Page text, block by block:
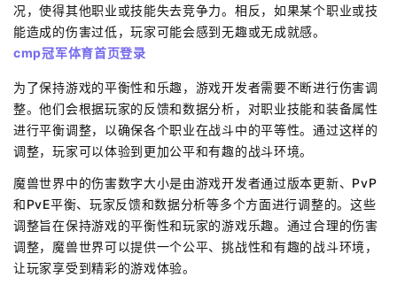
况，使得其他职业或技能失去竞争力。相反，如果某个职业或技
能造成的伤害过低，玩家可能会感到无趣或无成就感。
cmp冠军体育首页登录
为了保持游戏的平衡性和乐趣，游戏开发者需要不断进行伤害调
整。他们会根据玩家的反馈和数据分析，对职业技能和装备属性
进行平衡调整，以确保各个职业在战斗中的平等性。通过这样的
调整，玩家可以体验到更加公平和有趣的战斗环境。
魔兽世界中的伤害数字大小是由游戏开发者通过版本更新、PvP
和PvE平衡、玩家反馈和数据分析等多个方面进行调整的。这些
调整旨在保持游戏的平衡性和玩家的游戏乐趣。通过合理的伤害
调整，魔兽世界可以提供一个公平、挑战性和有趣的战斗环境，
让玩家享受到精彩的游戏体验。